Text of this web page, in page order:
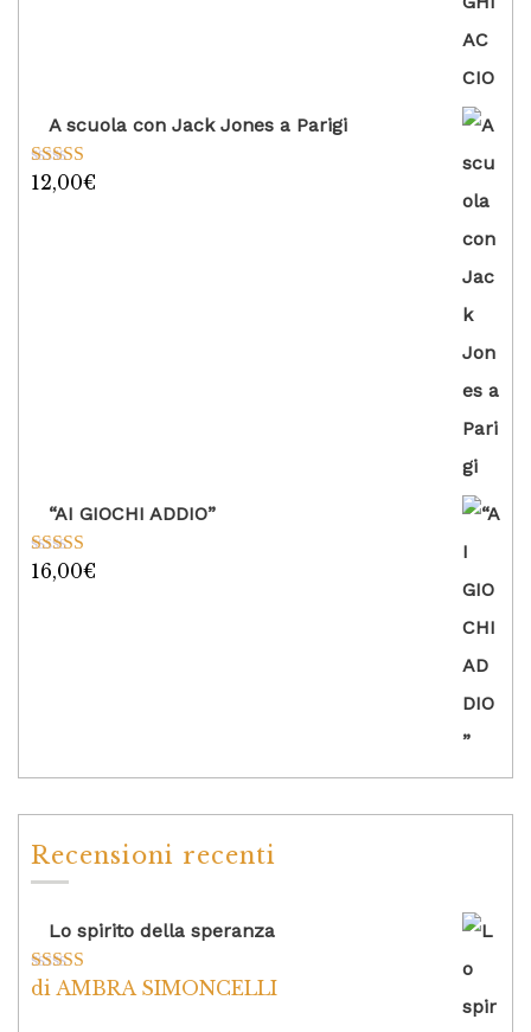
A scuola con Jack Jones a Parigi
Valutato
12,00€
“AI GIOCHI ADDIO”
Valutato
16,00€
Recensioni recenti
Lo spirito della speranza
Valutato5su
di AMBRA SIMONCELLI